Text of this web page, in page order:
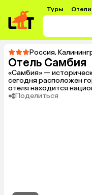
Туры Отели
Россия,
Отель Самбия
«Самбия» —
сегодня расположен
отеля находится
Территория отеля
Поделиться